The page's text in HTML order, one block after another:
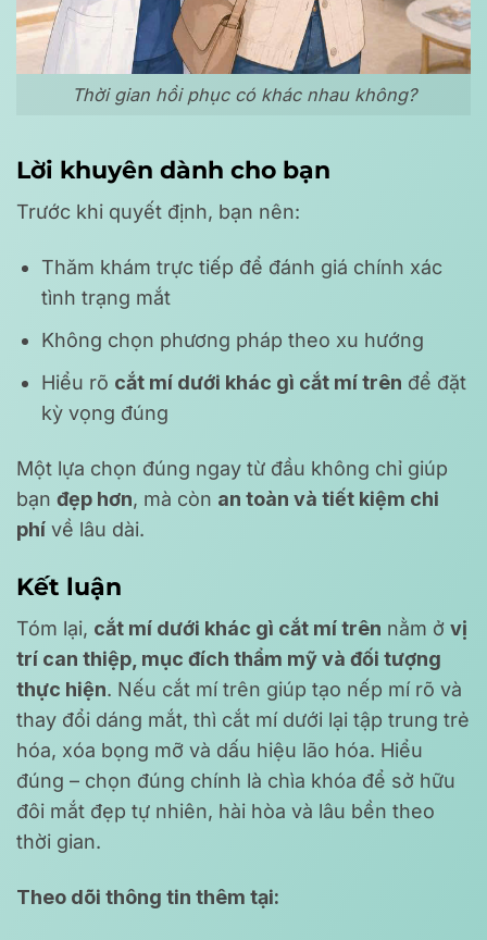
Thời gian hồi phục có khác nhau không?
Lời khuyên dành cho bạn
Trước khi quyết định, bạn nên:
Thăm khám trực tiếp để đánh giá chính xác
tình trạng mắt
Không chọn phương pháp theo xu hướng
Hiểu rõ cắt mí dưới khác gì cắt mí trên để đặt
kỳ vọng đúng
Một lựa chọn đúng ngay từ đầu không chỉ giúp
bạn đẹp hơn, mà còn an toàn và tiết kiệm chi
phí về lâu dài.
Kết luận
Tóm lại, cắt mí dưới khác gì cắt mí trên nằm ở vị
trí can thiệp, mục đích thẩm mỹ và đối tượng
thực hiện. Nếu cắt mí trên giúp tạo nếp mí rõ và
thay đổi dáng mắt, thì cắt mí dưới lại tập trung trẻ
hóa, xóa bọng mỡ và dấu hiệu lão hóa. Hiểu
đúng – chọn đúng chính là chìa khóa để sở hữu
đôi mắt đẹp tự nhiên, hài hòa và lâu bền theo
thời gian.
Theo dõi thông tin thêm tại: